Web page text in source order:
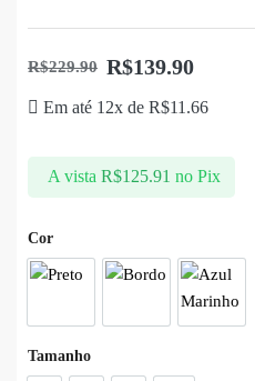
R$229.90 R$139.90
Em até 12x de R$11.66
A vista R$125.91 no Pix
Cor
Tamanho